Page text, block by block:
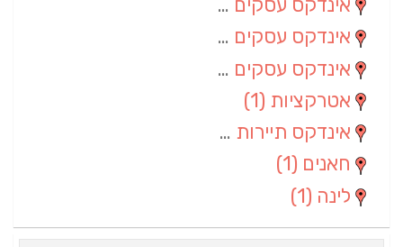
אינדקס עסקים מרחבי
אינדקס עסקים מקומי
אינדקס עסקים ארצי
אטרקציות (1)
אינדקס תיירות ארצי
חאנים (1)
לינה (1)